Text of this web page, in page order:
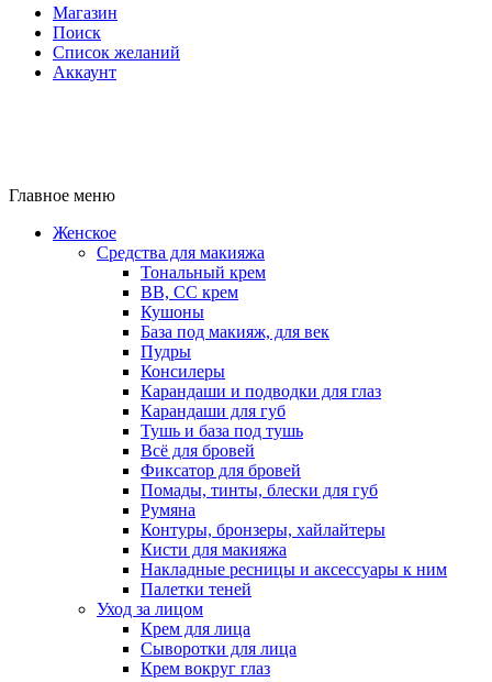
Магазин
Поиск
Список желаний
Аккаунт
Главное меню
Женское
Средства для макияжа
Тональный крем
BB, CC крем
Кушоны
База под макияж, для век
Пудры
Консилеры
Карандаши и подводки для глаз
Карандаши для губ
Тушь и база под тушь
Всё для бровей
Фиксатор для бровей
Помады, тинты, блески для губ
Румяна
Контуры, бронзеры, хайлайтеры
Кисти для макияжа
Накладные ресницы и аксессуары к ним
Палетки теней
Уход за лицом
Крем для лица
Сыворотки для лица
Крем вокруг глаз